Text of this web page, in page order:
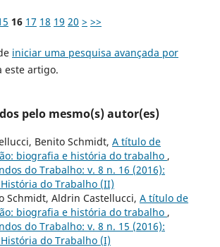
16 17 18 19 20 > >>
iniciar uma pesquisa avançada por
este artigo.
pelo mesmo(s) autor(es)
Benito Schmidt, A título de
biografia e história do trabalho ,
do Trabalho: v. 8 n. 16 (2016):
do Trabalho (II)
Schmidt, Aldrin Castellucci, A título de
biografia e história do trabalho ,
do Trabalho: v. 8 n. 15 (2016):
do Trabalho (I)